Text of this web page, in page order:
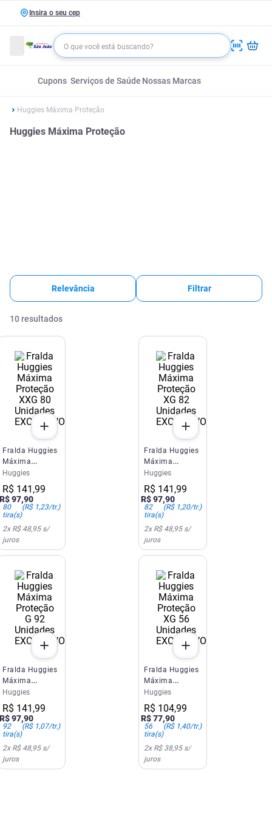
Insira o seu cep
Cupons Serviços de Saúde Nossas Marcas
Huggies Máxima Proteção
Huggies Máxima Proteção
Relevância Filtrar
10 resultados
EXCLUSIVO SITE E APP
Fralda Huggies
Máxima
Proteção XXG
80 Unidades
Huggies
R$ 141 ,99
R$97,90
80
tira(s)
(R$ 1,23/tr.)
2x R$ 48,95s/
juros
EXCLUSIVO SITE E APP
Fralda Huggies
Máxima
Proteção XG 82
Unidades
Huggies
R$ 141 ,99
R$97,90
82
tira(s)
(R$ 1,20/tr.)
2x R$ 48,95s/
juros
EXCLUSIVO SITE E APP
Fralda Huggies
Máxima
Proteção G 92
Unidades
Huggies
R$ 141 ,99
R$97,90
92
tira(s)
(R$ 1,07/tr.)
2x R$ 48,95s/
juros
EXCLUSIVO SITE E APP
Fralda Huggies
Máxima
Proteção XG 56
Unidades
Huggies
R$ 104,99
R$77,90
56
tira(s)
(R$ 1,40/tr.)
2x R$ 38,95s/
juros